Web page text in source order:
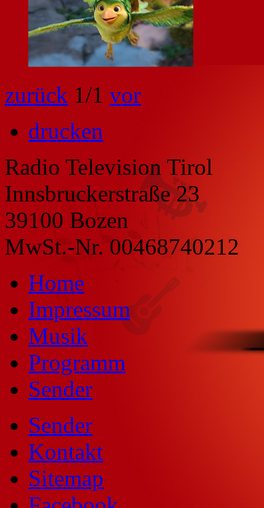
zurück 1/1 vor
drucken
Radio Television Tirol
Innsbruckerstraße 23
39100 Bozen
MwSt.-Nr. 00468740212
Home
Impressum
Musik
Programm
Sender
Sender
Kontakt
Sitemap